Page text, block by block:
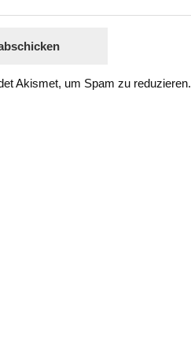
Akismet, um Spam zu reduzieren.